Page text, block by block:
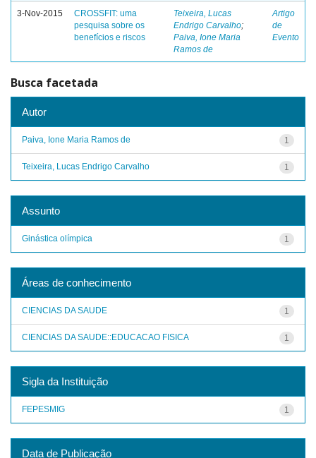
3-Nov-2015
CROSSFIT: uma
pesquisa sobre os
benefícios e riscos
Teixeira, Lucas
Endrigo Carvalho;
Paiva, Ione Maria
Ramos de
Artigo
de
Evento
Busca facetada
Autor
1
Paiva, Ione Maria Ramos de
1
Teixeira, Lucas Endrigo Carvalho
Assunto
1
Ginástica olímpica
Áreas de conhecimento
1
CIENCIAS DA SAUDE
1
CIENCIAS DA SAUDE::EDUCACAO FISICA
Sigla da Instituição
1
FEPESMIG
Data de Publicação